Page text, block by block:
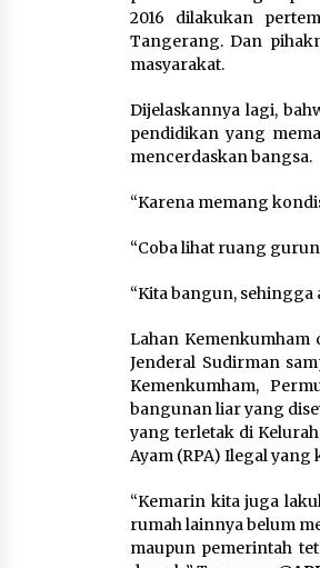
2016 dilakukan
Tangerang. Dan
masyarakat.
Dijelaskannya lagi,
pendidikan yang
mencerdaskan bangsa.
“Karena memang
“Coba lihat ruang
“Kita bangun,
Lahan Kemenkumham
Jenderal Sudirman
Kemenkumham,
bangunan liar yang
yang terletak di
Ayam (RPA) Ilegal
“Kemarin kita juga
rumah lainnya belum
maupun pemerintah